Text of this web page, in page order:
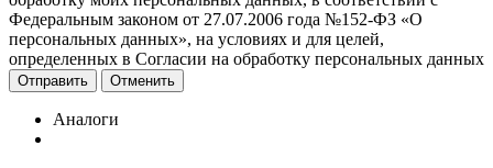
Федеральным законом от 27.07.2006 года №152-ФЗ «О
персональных данных», на условиях и для целей,
определенных в Согласии на обработку персональных данных
Отменить
Аналоги